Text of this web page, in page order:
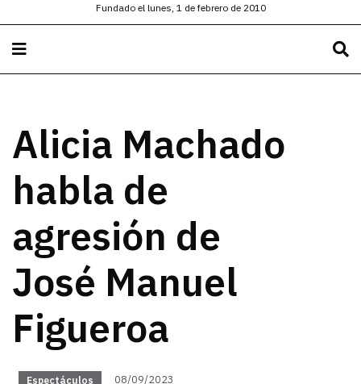
Fundado el lunes, 1 de febrero de 2010
Alicia Machado
habla de
agresión de
José Manuel
Figueroa
Espectáculos 08/09/2023